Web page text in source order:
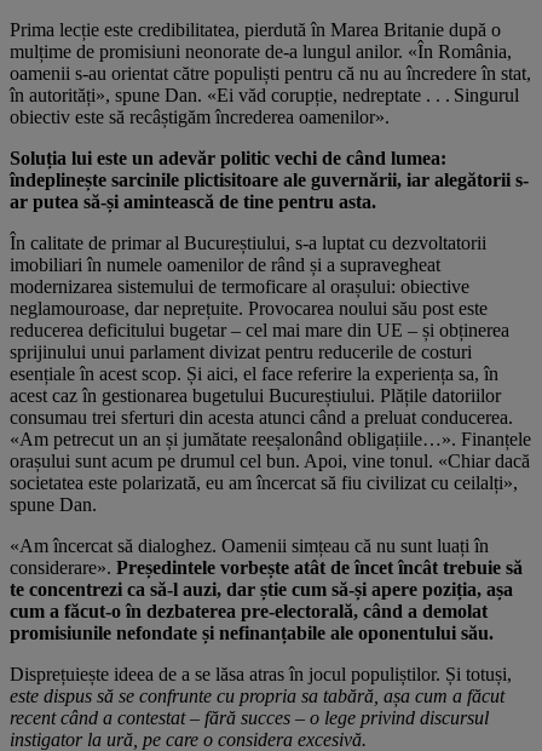
Prima lecție este credibilitatea, pierdută în Marea Britanie după o
mulțime de promisiuni neonorate de-a lungul anilor. «În România,
oamenii s-au orientat către populiști pentru că nu au încredere în stat,
în autorități», spune Dan. «Ei văd corupție, nedreptate . . . Singurul
obiectiv este să recâștigăm încrederea oamenilor».
Soluția lui este un adevăr politic vechi de când lumea:
îndeplinește sarcinile plictisitoare ale guvernării, iar alegătorii s-
ar putea să-și amintească de tine pentru asta.
În calitate de primar al Bucureștiului, s-a luptat cu dezvoltatorii
imobiliari în numele oamenilor de rând și a supravegheat
modernizarea sistemului de termoficare al orașului: obiective
neglamouroase, dar neprețuite. Provocarea noului său post este
reducerea deficitului bugetar – cel mai mare din UE – și obținerea
sprijinului unui parlament divizat pentru reducerile de costuri
esențiale în acest scop. Și aici, el face referire la experiența sa, în
acest caz în gestionarea bugetului Bucureștiului. Plățile datoriilor
consumau trei sferturi din acesta atunci când a preluat conducerea.
«Am petrecut un an și jumătate reeșalonând obligațiile…». Finanțele
orașului sunt acum pe drumul cel bun. Apoi, vine tonul. «Chiar dacă
societatea este polarizată, eu am încercat să fiu civilizat cu ceilalți»,
spune Dan.
«Am încercat să dialoghez. Oamenii simțeau că nu sunt luați în
considerare». Președintele vorbește atât de încet încât trebuie să
te concentrezi ca să-l auzi, dar știe cum să-și apere poziția, așa
cum a făcut-o în dezbaterea pre-electorală, când a demolat
promisiunile nefondate și nefinanțabile ale oponentului său.
Disprețuiește ideea de a se lăsa atras în jocul populiștilor. Și totuși,
este dispus să se confrunte cu propria sa tabără, așa cum a făcut
recent când a contestat – fără succes – o lege privind discursul
instigator la ură, pe care o considera excesivă.